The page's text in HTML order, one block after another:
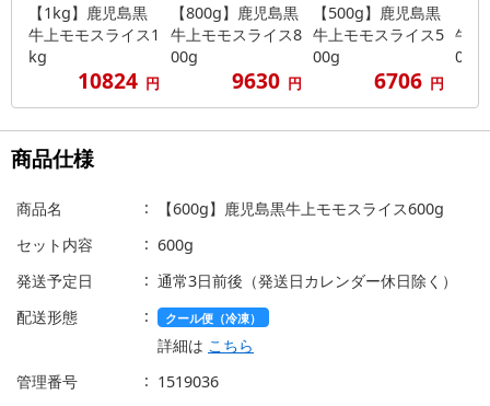
【1kg】鹿児島黒
牛上モモスライス1
kg
10824 円
【800g】鹿児島黒
牛上モモスライス8
00g
9630 円
【500g】鹿児島黒
牛上モモスライス5
00g
6706 円
牛上
00g
商品仕様
商品名
【600g】鹿児島黒牛上モモスライス600g
セット内容
600g
発送予定日
通常3日前後（発送日カレンダー休日除く）
配送形態
クール便（冷凍）
詳細は こちら
管理番号
1519036